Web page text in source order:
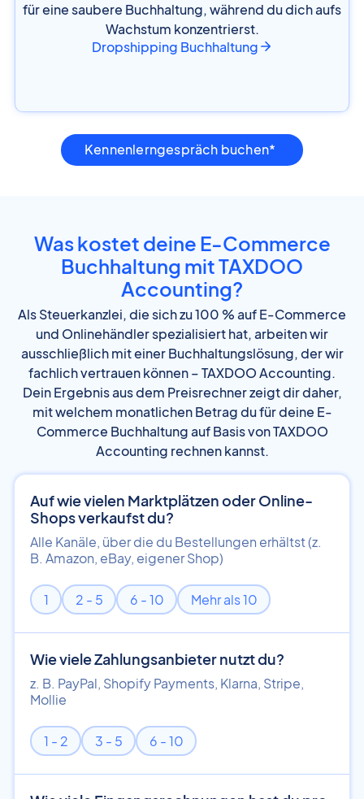
für eine saubere Buchhaltung, während du dich aufs
Wachstum konzentrierst.
Dropshipping Buchhaltung
Kennenlerngespräch buchen*
Was kostet deine E-Commerce
Buchhaltung mit TAXDOO
Accounting?
Als Steuerkanzlei, die sich zu 100 % auf E-Commerce
und Onlinehändler spezialisiert hat, arbeiten wir
ausschließlich mit einer Buchhaltungslösung, der wir
fachlich vertrauen können – TAXDOO Accounting.
Dein Ergebnis aus dem Preisrechner zeigt dir daher,
mit welchem monatlichen Betrag du für deine E-
Commerce Buchhaltung auf Basis von TAXDOO
Accounting rechnen kannst.
Auf wie vielen Marktplätzen oder Online-
Shops verkaufst du?
Alle Kanäle, über die du Bestellungen erhältst (z.
B. Amazon, eBay, eigener Shop)
1 2 - 5 6 - 10 Mehr als 10
Wie viele Zahlungsanbieter nutzt du?
z. B. PayPal, Shopify Payments, Klarna, Stripe,
Mollie
1 - 2 3 - 5 6 - 10